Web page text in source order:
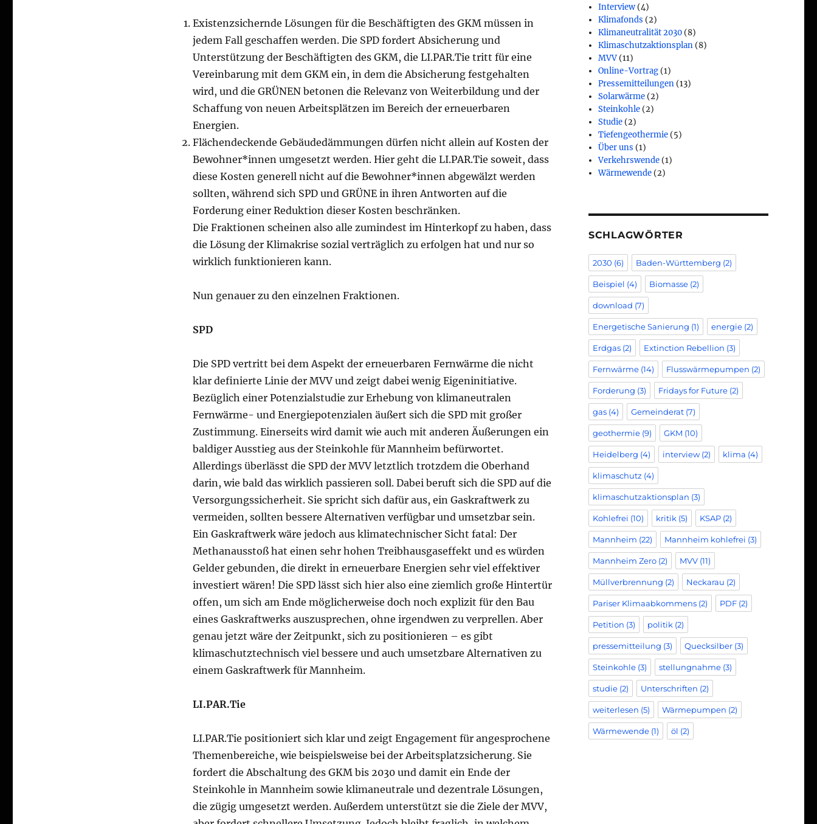
Existenzsichernde Lösungen für die Beschäftigten des GKM müssen in
jedem Fall geschaffen werden. Die SPD fordert Absicherung und
Unterstützung der Beschäftigten des GKM, die LI.PAR.Tie tritt für eine
Vereinbarung mit dem GKM ein, in dem die Absicherung festgehalten
wird, und die GRÜNEN betonen die Relevanz von Weiterbildung und der
Schaffung von neuen Arbeitsplätzen im Bereich der erneuerbaren
Energien.
Flächendeckende Gebäudedämmungen dürfen nicht allein auf Kosten der
Bewohner*innen umgesetzt werden. Hier geht die LI.PAR.Tie soweit, dass
diese Kosten generell nicht auf die Bewohner*innen abgewälzt werden
sollten, während sich SPD und GRÜNE in ihren Antworten auf die
Forderung einer Reduktion dieser Kosten beschränken.
Die Fraktionen scheinen also alle zumindest im Hinterkopf zu haben, dass
die Lösung der Klimakrise sozial verträglich zu erfolgen hat und nur so
wirklich funktionieren kann.
Nun genauer zu den einzelnen Fraktionen.
SPD
Die SPD vertritt bei dem Aspekt der erneuerbaren Fernwärme die nicht
klar definierte Linie der MVV und zeigt dabei wenig Eigeninitiative.
Bezüglich einer Potenzialstudie zur Erhebung von klimaneutralen
Fernwärme- und Energiepotenzialen äußert sich die SPD mit großer
Zustimmung. Einerseits wird damit wie auch mit anderen Äußerungen ein
baldiger Ausstieg aus der Steinkohle für Mannheim befürwortet.
Allerdings überlässt die SPD der MVV letztlich trotzdem die Oberhand
darin, wie bald das wirklich passieren soll. Dabei beruft sich die SPD auf die
Versorgungssicherheit. Sie spricht sich dafür aus, ein Gaskraftwerk zu
vermeiden, sollten bessere Alternativen verfügbar und umsetzbar sein.
Ein Gaskraftwerk wäre jedoch aus klimatechnischer Sicht fatal: Der
Methanausstoß hat einen sehr hohen Treibhausgaseffekt und es würden
Gelder gebunden, die direkt in erneuerbare Energien sehr viel effektiver
investiert wären! Die SPD lässt sich hier also eine ziemlich große Hintertür
offen, um sich am Ende möglicherweise doch noch explizit für den Bau
eines Gaskraftwerks auszusprechen, ohne irgendwen zu verprellen. Aber
genau jetzt wäre der Zeitpunkt, sich zu positionieren – es gibt
klimaschutztechnisch viel bessere und auch umsetzbare Alternativen zu
einem Gaskraftwerk für Mannheim.
LI.PAR.Tie
LI.PAR.Tie positioniert sich klar und zeigt Engagement für angesprochene
Themenbereiche, wie beispielsweise bei der Arbeitsplatzsicherung. Sie
fordert die Abschaltung des GKM bis 2030 und damit ein Ende der
Steinkohle in Mannheim sowie klimaneutrale und dezentrale Lösungen,
die zügig umgesetzt werden. Außerdem unterstützt sie die Ziele der MVV,
Interview (4)
Klimafonds (2)
Klimaneutralität 2030 (8)
Klimaschutzaktionsplan (8)
MVV (11)
Online-Vortrag (1)
Pressemitteilungen (13)
Solarwärme (2)
Steinkohle (2)
Studie (2)
Tiefengeothermie (5)
Über uns (1)
Verkehrswende (1)
Wärmewende (2)
SCHLAGWÖRTER
2030 (6) Baden-Württemberg (2)
Beispiel (4) Biomasse(2)
download (7)
Energetische Sanierung (1) energie(2)
Erdgas(2) Extinction Rebellion (3)
Fernwärme(14) Flusswärmepumpen (2)
Forderung (3) Fridays for Future(2)
gas(4) Gemeinderat(7)
geothermie(9) GKM (10)
Heidelberg (4) interview(2) klima (4)
klimaschutz (4)
klimaschutzaktionsplan (3)
Kohlefrei (10) kritik (5) KSAP(2)
Mannheim (22) Mannheim kohlefrei (3)
Mannheim Zero(2) MVV(11)
Müllverbrennung (2) Neckarau (2)
Pariser Klimaabkommens(2) PDF(2)
Petition (3) politik (2)
pressemitteilung (3) Quecksilber(3)
Steinkohle(3) stellungnahme(3)
studie(2) Unterschriften (2)
weiterlesen (5) Wärmepumpen (2)
Wärmewende(1) öl (2)